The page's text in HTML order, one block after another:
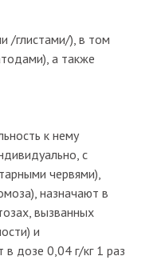
/глистами/), в том
а также
к нему
с
червями),
назначают в
вызванных
и
дозе 0,04 г/кг 1 раз